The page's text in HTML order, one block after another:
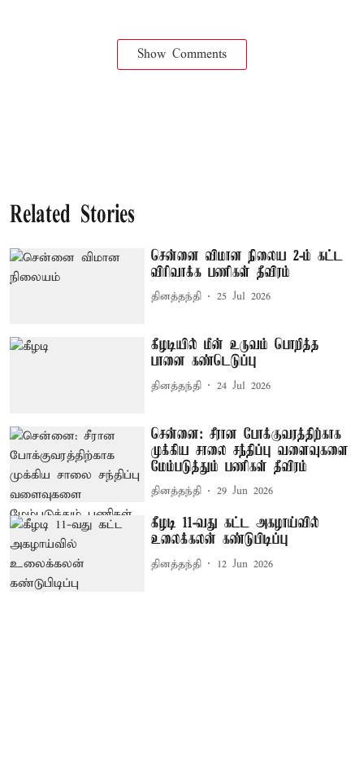
Show Comments
Related Stories
சென்னை விமான நிலைய 2-ம் கட்ட
விரிவாக்க பணிகள் தீவிரம்
தினத்தந்தி 25 Jul 2026
கீழடியில் மீன் உருவம் பொறித்த
பானை கண்டெடுப்பு
தினத்தந்தி 24 Jul 2026
சென்னை: சீரான போக்குவரத்திற்காக
முக்கிய சாலை சந்திப்பு வளைவுகளை
மேம்படுத்தும் பணிகள் தீவிரம்
தினத்தந்தி 29 Jun 2026
கீழடி 11-வது கட்ட அகழாய்வில்
உலைக்கலன் கண்டுபிடிப்பு
தினத்தந்தி 12 Jun 2026